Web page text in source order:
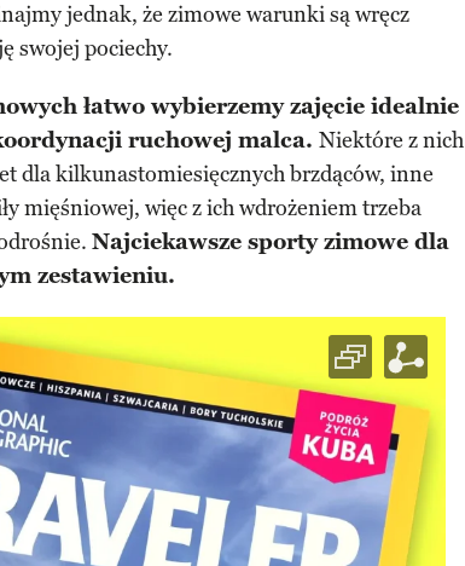
jednak, że zimowe warunki są wręcz
swojej pociechy.
łatwo wybierzemy zajęcie idealnie
ruchowej malca. Niektóre z nich
dla kilkunastomiesięcznych brzdąców, inne
mięśniowej, więc z ich wdrożeniem trzeba
Najciekawsze sporty zimowe dla
zestawieniu.